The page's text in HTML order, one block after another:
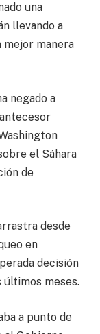
una
llevando a
mejor manera
negado a
el Sáhara
de
desde
en
decisión
últimos meses.
a punto de